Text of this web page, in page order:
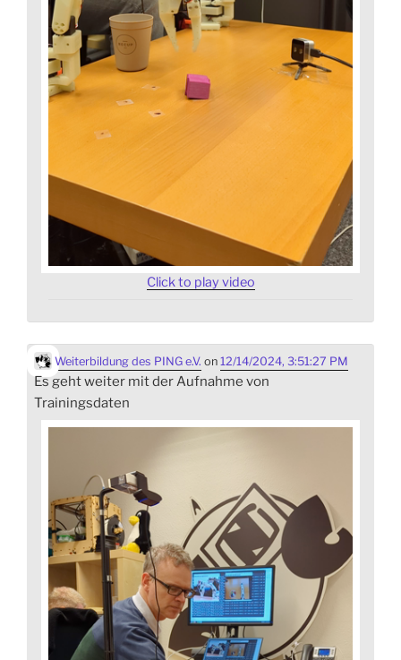
Click to play video
Weiterbildung des PING e.V. on 12/14/2024, 3:51:27 PM
Es geht weiter mit der Aufnahme von
Trainingsdaten